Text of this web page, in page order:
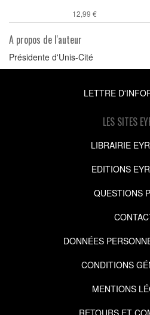
12,99 €
A propos de l'auteur
Présidente d'Unis-Cité
LETTRE
LES SITES
LIBRAIRIE
EDITIONS
QUESTIONS
DONNÉES
CONDITIONS
MENTIONS
RETOURS ET